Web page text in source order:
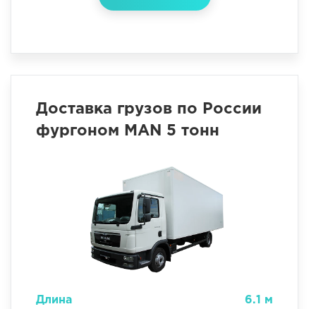
Доставка грузов по России
фургоном MAN 5 тонн
Длина
6.1 м